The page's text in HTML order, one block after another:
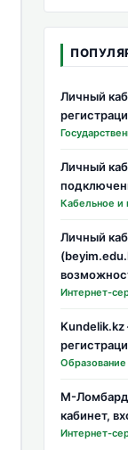
Личный
Личный
Кабельное и
Личный
Интернет-
Kundelik.kz
Образование
М-Ломбард
кабинет,
Интернет-